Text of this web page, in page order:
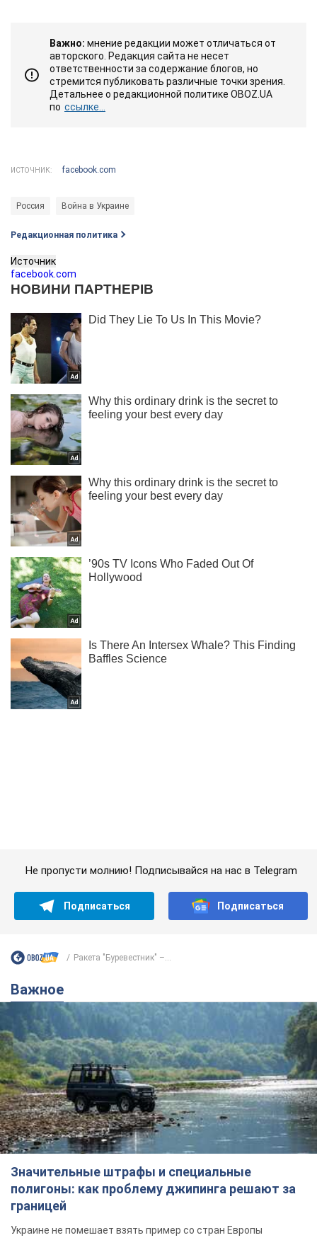
Важно: мнение редакции может отличаться от
авторского. Редакция сайта не несет
ответственности за содержание блогов, но
стремится публиковать различные точки зрения.
Детальнее о редакционной политике OBOZ.UA
по ссылке...
ИСТОЧНИК: facebook.com
Россия Война в Украине
Редакционная политика
Источник
facebook.com
Значительные штрафы и специальные
полигоны: как проблему джипинга решают за
границей
Украине не помешает взять пример со стран Европы
8.08.2026 05:10 2,2 т.
В Прикарпатье после аномальной
жары прошел сильный ливень:
дороги превратились в реки. Видео
Непогода обрушилась на Ивано-Франковскую